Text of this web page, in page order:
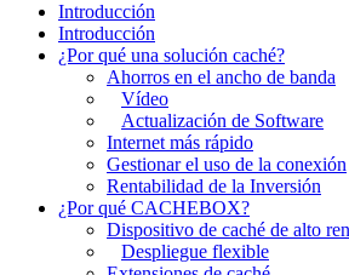
Introducción
Introducción
¿Por qué una solución caché?
Ahorros en el ancho de banda
Vídeo
Actualización de Software
Internet más rápido
Gestionar el uso de la conexión
Rentabilidad de la Inversión
¿Por qué CACHEBOX?
Dispositivo de caché de alto
Despliegue flexible